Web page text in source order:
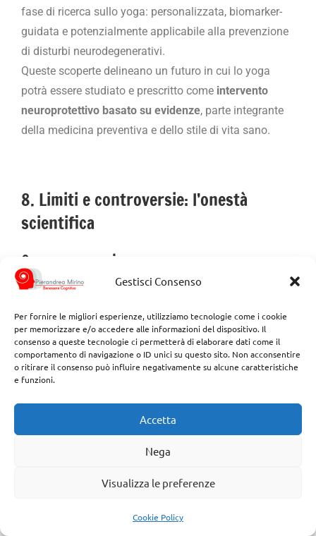
Gestisci Consenso
Per fornire le migliori esperienze, utilizziamo tecnologie come i cookie
per memorizzare e/o accedere alle informazioni del dispositivo. Il
consenso a queste tecnologie ci permetterà di elaborare dati come il
comportamento di navigazione o ID unici su questo sito. Non acconsentire
o ritirare il consenso può influire negativamente su alcune caratteristiche
e funzioni.
Accetta
Nega
Visualizza le preferenze
Cookie Policy
fase di ricerca sullo yoga: personalizzata, biomarker-
guidata e potenzialmente applicabile alla prevenzione
di disturbi neurodegenerativi.
Queste scoperte delineano un futuro in cui lo yoga
potrà essere studiato e prescritto come intervento
neuroprotettivo basato su evidenze, parte integrante
della medicina preventiva e dello stile di vita sano.
8. Limiti e controversie: l’onestà
scientifica
Cosa non sappiamo ancora
Nonostante l’accumulo crescente di evidenze positive,
la ricerca sullo yoga in ambito neurocognitivo presenta
ancorazone d’ombraequesiti aperti:
Quale componente è più determinante? Non è
meditazione o dalla loro combinazione sinergica.
conclusivi su frequenza, durata e intensità ottimali